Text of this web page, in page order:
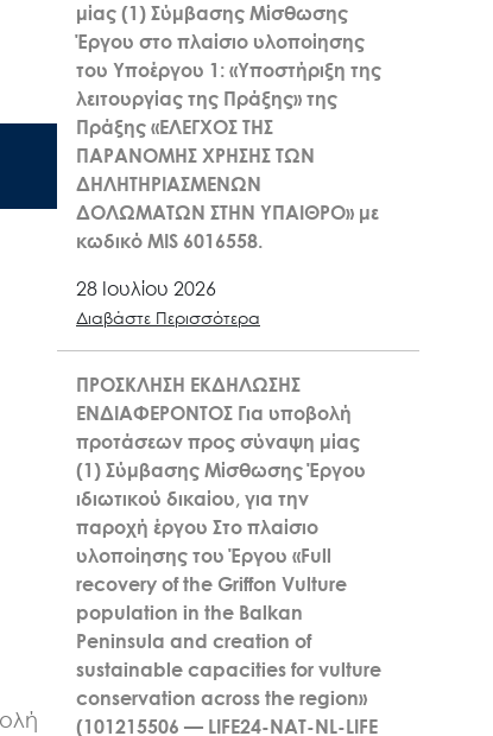
μίας (1) Σύμβασης Μίσθωσης
Έργου στο πλαίσιο υλοποίησης
του Υποέργου 1: «Υποστήριξη της
λειτουργίας της Πράξης» της
Πράξης «ΕΛΕΓΧΟΣ ΤΗΣ
ΠΑΡΑΝΟΜΗΣ ΧΡΗΣΗΣ ΤΩΝ
ΔΗΛΗΤΗΡΙΑΣΜΕΝΩΝ
ΔΟΛΩΜΑΤΩΝ ΣΤΗΝ ΥΠΑΙΘΡΟ» με
κωδικό MIS 6016558.
28 Ιουλίου 2026
Διαβάστε Περισσότερα
ΠΡΟΣΚΛΗΣΗ ΕΚΔΗΛΩΣΗΣ
ΕΝΔΙΑΦΕΡΟΝΤΟΣ Για υποβολή
προτάσεων προς σύναψη μίας
(1) Σύμβασης Μίσθωσης Έργου
ιδιωτικού δικαίου, για την
παροχή έργου Στο πλαίσιο
υλοποίησης του Έργου «Full
recovery of the Griffon Vulture
population in the Balkan
Peninsula and creation of
sustainable capacities for vulture
conservation across the region»
(101215506 — LIFE24-NAT-NL-LIFE